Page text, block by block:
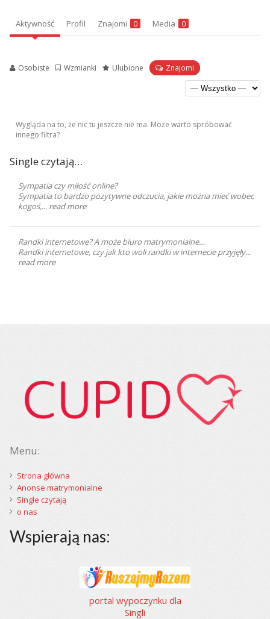
Aktywność Profil Znajomi 0 Media 0
Osobiste Wzmianki Ulubione Znajomi
Wygląda na to, że nic tu jeszcze nie ma. Może warto spróbować
innego filtra?
Single czytają…
Sympatia czy miłość online?
Sympatia to bardzo pozytywne odczucia, jakie można mieć wobec
kogoś,... read more
Randki internetowe? A może biuro matrymonialne…
Randki internetowe, czy jak kto woli randki w internecie przyjęły...
read more
Menu:
Strona główna
Anonse matrymonialne
Single czytają
o nas
Wspierają nas:
portal wypoczynku dla
Singli